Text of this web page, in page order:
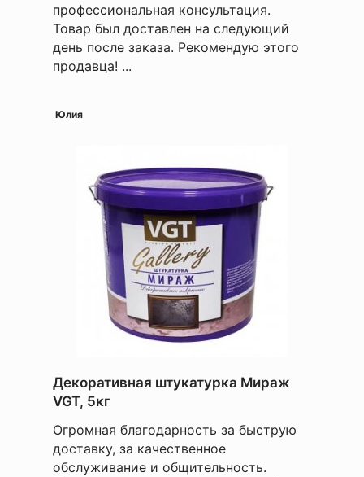
профессиональная консультация.
Товар был доставлен на следующий
день после заказа. Рекомендую этого
продавца! ...
Юлия
Декоративная штукатурка Мираж
VGT, 5кг
Огромная благодарность за быструю
доставку, за качественное
обслуживание и общительность.